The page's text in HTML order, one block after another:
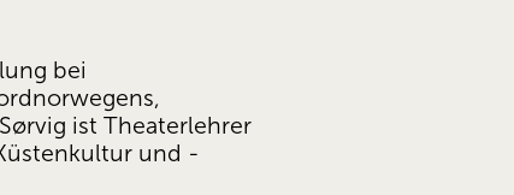
bei
ist Theaterlehrer
und -